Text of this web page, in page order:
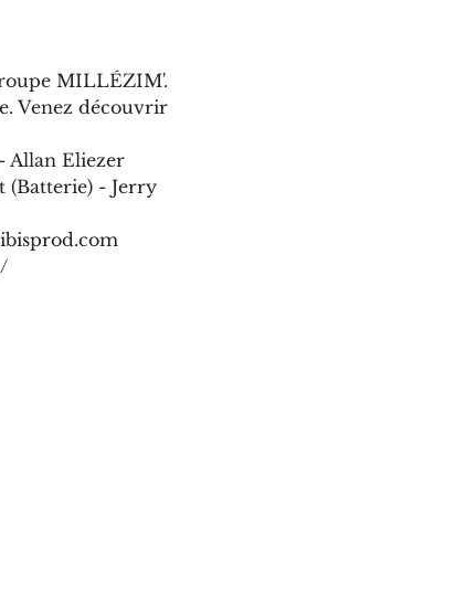
MILLÉZIM'.
Venez découvrir
Allan Eliezer
(Batterie) - Jerry